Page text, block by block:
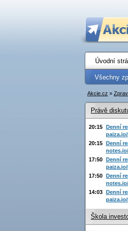
Úvodní
Všechny
Akcie.cz »
Právě
20:15 Denní
20:15 Denní
17:50 Denní
17:50 Denní
14:03 Denní
Škola